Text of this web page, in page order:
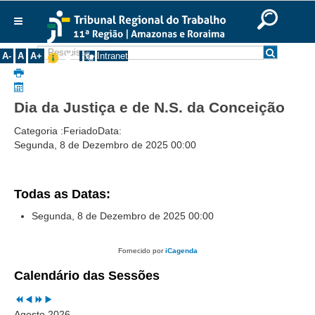
Ir para o rodapé
English
Português Español
A- A A+ Intranet
Institucional
Corregedoria
Composição
Seções Especializadas
Juízes Manaus
Juízes Roraima
Dia da Justiça e de N.S. da Conceição
Categoria :FeriadoData:
Segunda, 8 de Dezembro de 2025 00:00
Todas as Datas:
Segunda, 8 de Dezembro de 2025 00:00
Fornecido poriCagenda
Calendário das Sessões
Month